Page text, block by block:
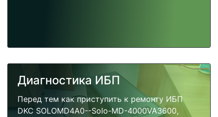
Диагностика ИБП
Перед тем как приступить к ремонту ИБП
DKC SOLOMD4A0--Solo-MD-4000VA3600,